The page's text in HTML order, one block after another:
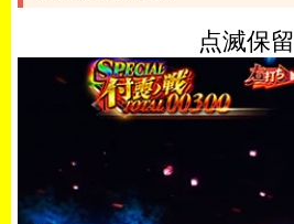
点滅保留